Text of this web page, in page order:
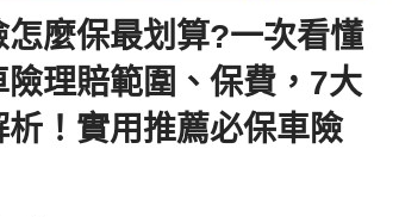
怎麼保最划算?一次看懂
險理賠範圍、保費，7大
析！實用推薦必保車險